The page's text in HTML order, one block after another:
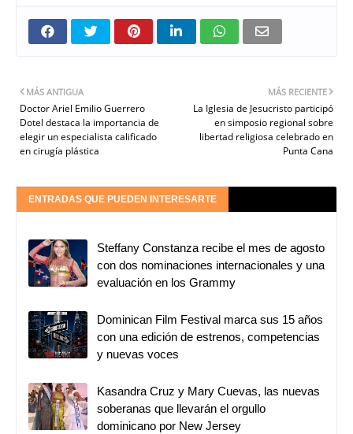
MÁS RECIENTE
La Iglesia de Jesucristo participó
en simposio regional sobre
libertad religiosa celebrado en
Punta Cana
MÁS ANTIGUA
Doctor Ariel Emilio Guerrero
Dotel destaca la importancia de
elegir un especialista calificado
en cirugía plástica
ENTRADAS QUE PUEDEN INTERESARTE
Steffany Constanza recibe el mes de agosto
con dos nominaciones internacionales y una
evaluación en los Grammy
Dominican Film Festival marca sus 15 años
con una edición de estrenos, competencias
y nuevas voces
Kasandra Cruz y Mary Cuevas, las nuevas
soberanas que llevarán el orgullo
dominicano por New Jersey